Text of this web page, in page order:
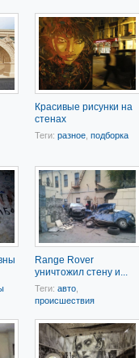
Красивые рисунки на
стенах
Теги: разное подборка
Range Rover
уничтожил стену и...
Теги: авто
происшествия